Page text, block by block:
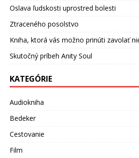
Oslava ľudskosti uprostred bolesti
Ztraceného posolstvo
Kniha, ktorá vás možno prinúti zavolať
Skutočný príbeh Anity Soul
KATEGÓRIE
Audiokniha
Bedeker
Cestovanie
Film